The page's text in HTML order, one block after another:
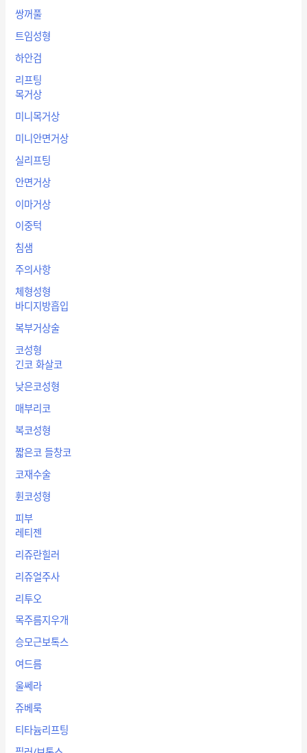
쌍꺼풀
트임성형
하안검
리프팅
목거상
미니목거상
미니안면거상
실리프팅
안면거상
이마거상
이중턱
침샘
주의사항
체형성형
바디지방흡입
복부거상술
코성형
긴코 화살코
낮은코성형
매부리코
복코성형
짧은코 들창코
코재수술
휜코성형
피부
레티젠
리쥬란힐러
리쥬얼주사
리투오
목주름지우개
승모근보톡스
여드름
울쎄라
쥬베룩
티타늄리프팅